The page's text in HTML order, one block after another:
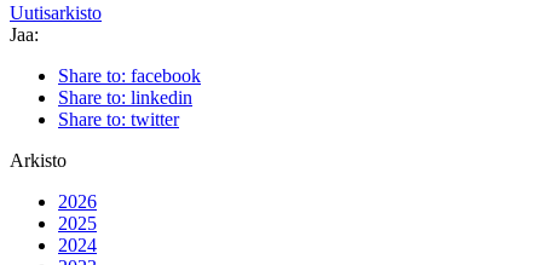
Uutisarkisto
Jaa:
Share to: facebook
Share to: linkedin
Share to: twitter
Arkisto
2026
2025
2024